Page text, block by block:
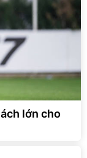
lớn cho